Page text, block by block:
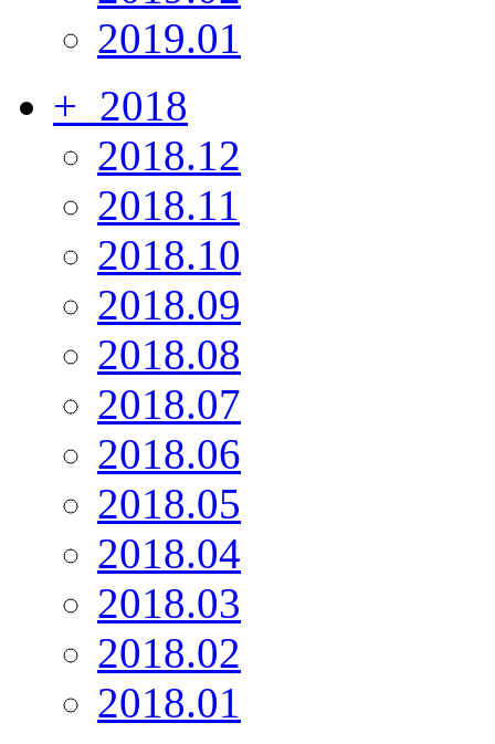
2019.01
+ 2018
2018.12
2018.11
2018.10
2018.09
2018.08
2018.07
2018.06
2018.05
2018.04
2018.03
2018.02
2018.01